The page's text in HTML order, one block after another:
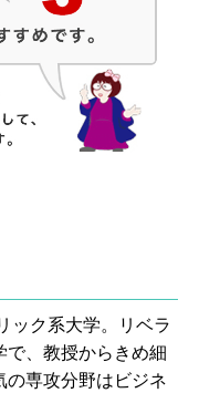
ック系大学。リベラ
で、教授からきめ細
の専攻分野はビジネ